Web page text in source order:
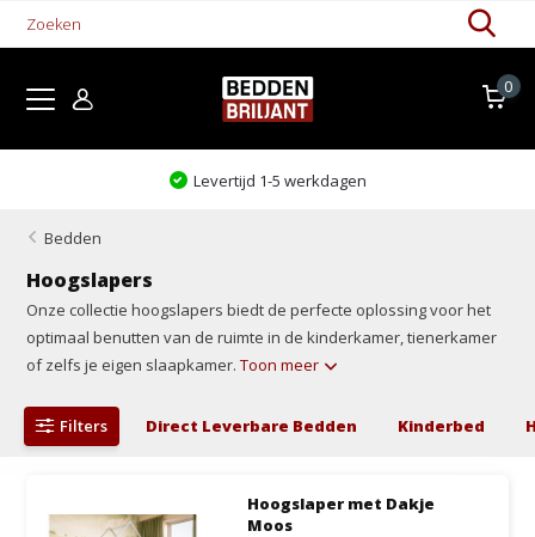
0
Levertijd 1-5 werkdagen
Bedden
Hoogslapers
Onze collectie hoogslapers biedt de perfecte oplossing voor het
optimaal benutten van de ruimte in de kinderkamer, tienerkamer
of zelfs je eigen slaapkamer.Toon meer
Filters Direct Leverbare Bedden Kinderbed
Hoogslaper met Dakje
Moos